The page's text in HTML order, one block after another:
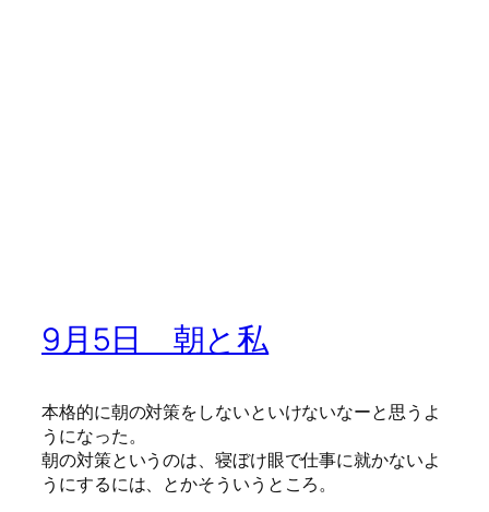
9月5日 朝と私
本格的に朝の対策をしないといけないなーと思うよ
うになった。
朝の対策というのは、寝ぼけ眼で仕事に就かないよ
うにするには、とかそういうところ。